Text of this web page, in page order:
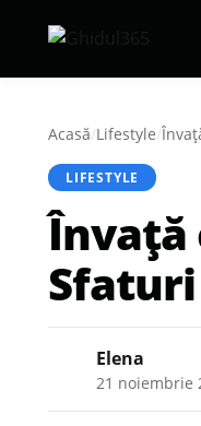
Acasă/Lifestyle/
LIFESTYLE
Învață
Elena
21 noiembrie